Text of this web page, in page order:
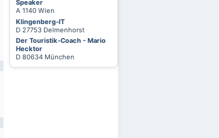
Speaker
A 1140 Wien
Klingenberg-IT
D 27753 Delmenhorst
Der Touristik-Coach - Mario
Hecktor
D 80634 München